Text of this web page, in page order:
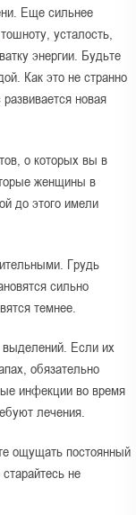
Еще сильнее
усталость,
энергии. Будьте
Как это не странно
новая
о которых вы в
женщины в
до этого имели
Грудь
сильно
темнее.
выделений. Если их
обязательно
инфекции во время
лечения.
ощущать постоянный
не